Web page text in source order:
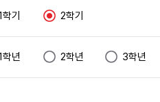
학기 2학기
학년 2학년 3학년